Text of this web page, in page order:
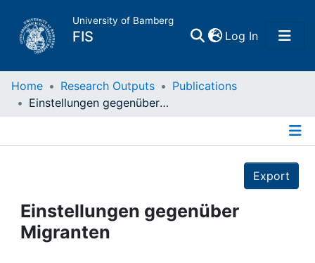
University of Bamberg
FIS Log In(current)
Home
Projects
People
Home Research Outputs
Publications
Einstellungen gegenüber Migranten
Export
Einstellungen gegenüber
Migranten